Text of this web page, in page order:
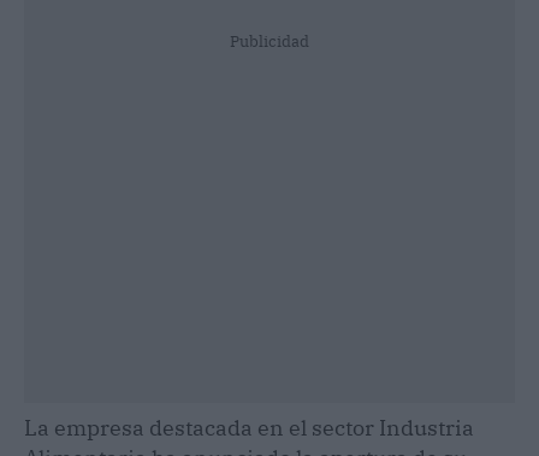
Publicidad
La empresa destacada en el sector Industria